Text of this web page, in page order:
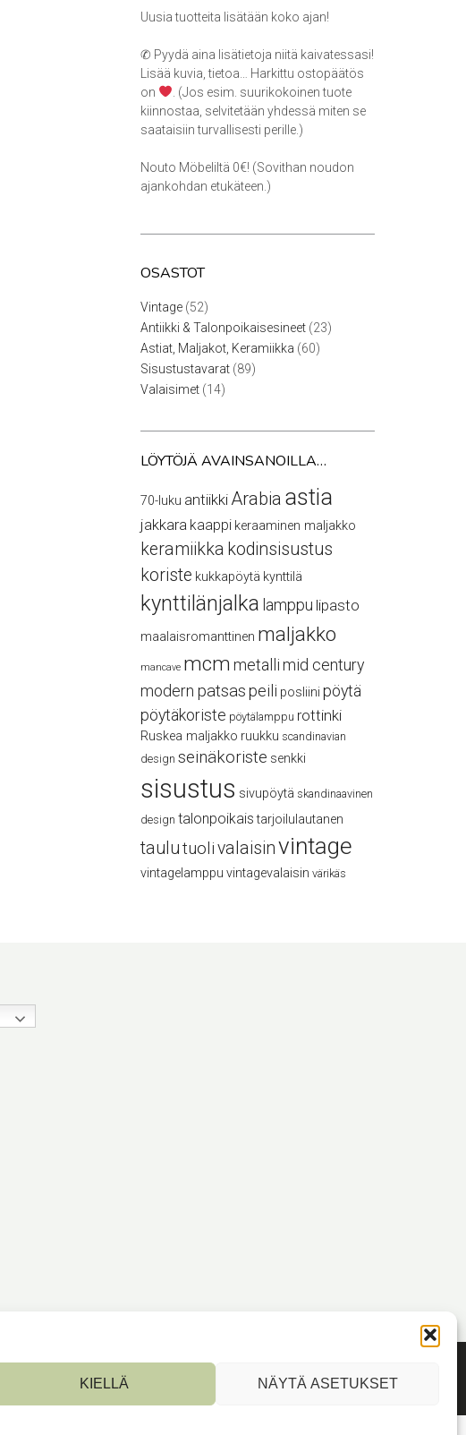
KIELLÄ NÄYTÄ ASETUKSET
Uusia tuotteita lisätään koko ajan!
✆ Pyydä aina lisätietoja niitä kaivatessasi!
Lisää kuvia, tietoa… Harkittu ostopäätös
on
. (Jos esim. suurikokoinen tuote
kiinnostaa, selvitetään yhdessä miten se
saataisiin turvallisesti perille.)
Nouto Möbeliltä 0€! (Sovithan noudon
ajankohdan etukäteen.)
OSASTOT
Vintage 5252
tuotetta
Antiikki & Talonpoikaisesineet 2323
Astiat, Maljakot, Keramiikka 6060
Sisustustavarat 8989
Valaisimet 1414
LÖYTÖJÄ AVAINSANOILLA…
70-luku antiikki Arabia astia
jakkara kaappi keraaminen maljakko
keramiikka kodinsisustus
koriste kukkapöytä kynttilä
kynttilänjalka lamppu lipasto
maalaisromanttinen maljakko
mancave mcm metallimid century
modern patsaspeili posliini pöytä
pöytäkoriste pöytälamppu rottinki
Ruskea maljakko ruukku scandinavian
design seinäkoriste senkki
sisustus sivupöytä skandinaavinen
design talonpoikais tarjoilulautanen
taulutuolivalaisinvintage
vintagelamppu vintagevalaisin värikäs